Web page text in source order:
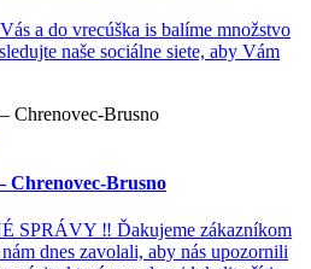
a do vrecúška is balíme množstvo
naše sociálne siete, aby Vám
Chrenovec-Brusno
SPRÁVY ‼ Ďakujeme zákazníkom
dnes zavolali, aby nás upozornili